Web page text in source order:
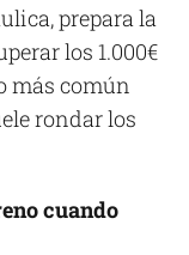
prepara la
los 1.000€
más común
rondar los
cuando